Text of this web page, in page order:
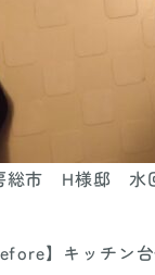
総市 H様邸 水
】キッチン